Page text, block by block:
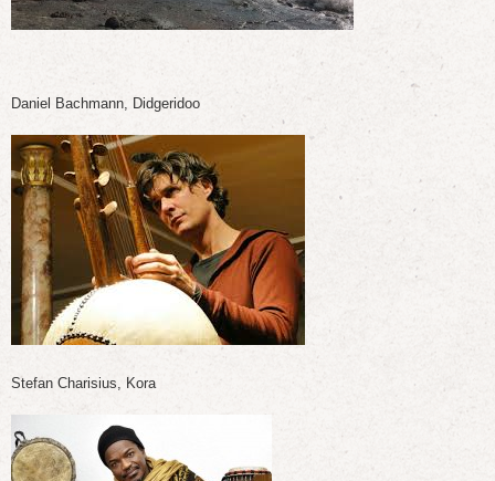
Daniel Bachmann, Didgeridoo
Stefan Charisius, Kora